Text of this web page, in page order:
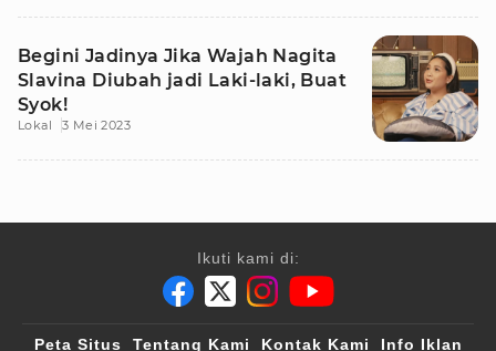
Begini Jadinya Jika Wajah Nagita
Slavina Diubah jadi Laki-laki, Buat
Syok!
Lokal 3 Mei 2023
Ikuti kami di:
Peta Situs Tentang Kami Kontak Kami Info Iklan